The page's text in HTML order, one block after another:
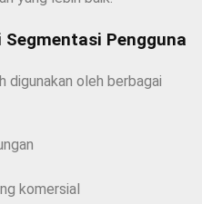
Pengguna
digunakan oleh berbagai
komersial